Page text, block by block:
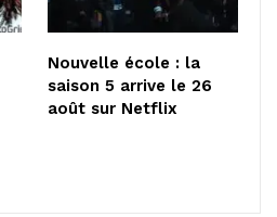
Nouvelle école : la
saison 5 arrive le 26
août sur Netflix